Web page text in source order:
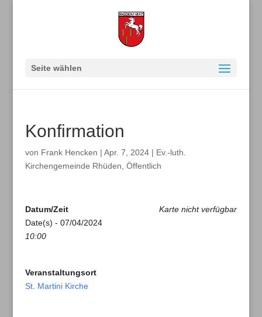
Seite wählen
Konfirmation
von Frank Hencken | Apr. 7, 2024| Ev.-luth.
Kirchengemeinde Rhüden Öffentlich
Karte nicht verfügbar
Datum/Zeit
Date(s) - 07/04/2024
10:00
Veranstaltungsort
St. Martini Kirche